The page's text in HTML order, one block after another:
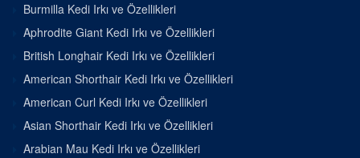
Burmilla Kedi Irkı ve Özellikleri
Aphrodite Giant Kedi Irkı ve Özellikleri
British Longhair Kedi Irkı ve Özellikleri
American Shorthair Kedi Irkı ve Özellikleri
American Curl Kedi Irkı ve Özellikleri
Asian Shorthair Kedi Irkı ve Özellikleri
Arabian Mau Kedi Irkı ve Özellikleri